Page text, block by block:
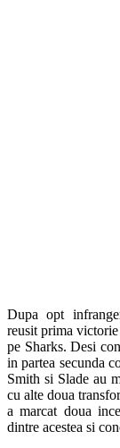
Dupa opt
reusit prima
pe Sharks. Desi
in partea secunda
Smith si Slade au
cu alte doua
a marcat doua
dintre acestea si